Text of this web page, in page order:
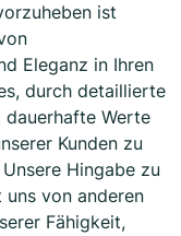
ist
Eleganz in Ihren
durch detaillierte
dauerhafte Werte
Kunden zu
Hingabe zu
von anderen
Fähigkeit,